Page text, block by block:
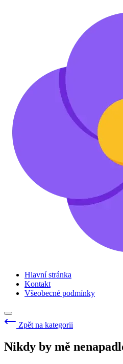
Hlavní stránka
Kontakt
Všeobecné podmínky
Zpět na kategorii
Nikdy by mě